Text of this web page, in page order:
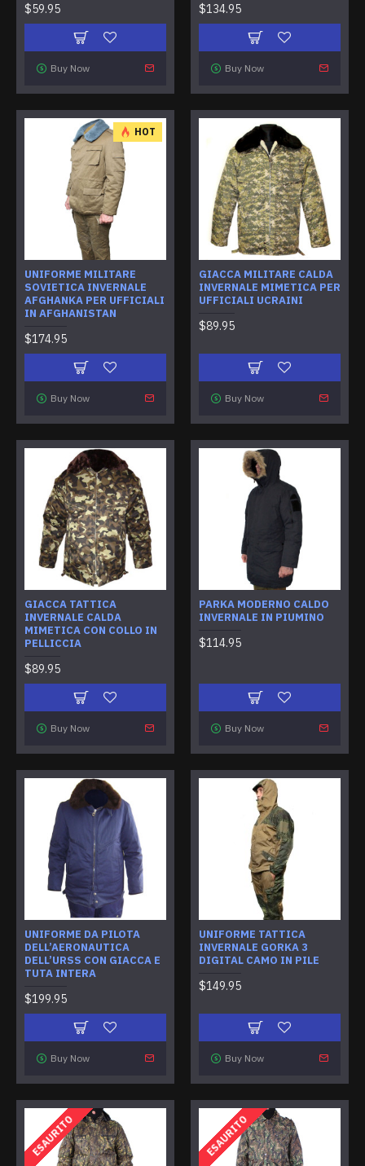
$59.95
Buy Now
$134.95
Buy Now
HOT
UNIFORME MILITARE
SOVIETICA INVERNALE
AFGHANKA PER UFFICIALI
IN AFGHANISTAN
$174.95
Buy Now
GIACCA MILITARE CALDA
INVERNALE MIMETICA PER
UFFICIALI UCRAINI
$89.95
Buy Now
GIACCA TATTICA
INVERNALE CALDA
MIMETICA CON COLLO IN
PELLICCIA
$89.95
Buy Now
PARKA MODERNO CALDO
INVERNALE IN PIUMINO
$114.95
Buy Now
UNIFORME DA PILOTA
DELL’AERONAUTICA
DELL’URSS CON GIACCA E
TUTA INTERA
$199.95
Buy Now
UNIFORME TATTICA
INVERNALE GORKA 3
DIGITAL CAMO IN PILE
$149.95
Buy Now
ESAURITO ESAURITO